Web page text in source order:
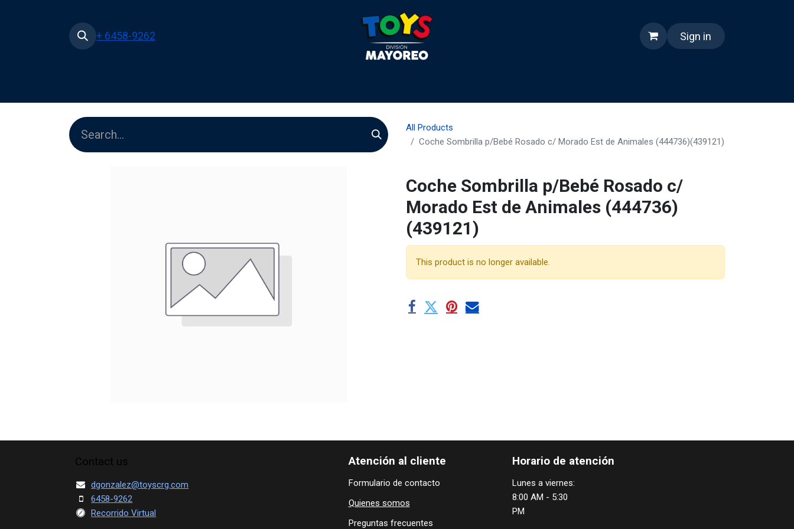
+ 6458-9262 Sign in
All Products
Coche Sombrilla p/Bebé Rosado c/ Morado Est de Animales (444736)(439121)
Coche Sombrilla p/Bebé Rosado c/
Morado Est de Animales (444736)
(439121)
This product is no longer available.
Contact us
dgonzalez@toyscrg.com
6458-9262
Recorrido Virtual
Horario de atención
Lunes a viernes:
8:00 AM - 5:30
PM
Atención al cliente
Formulario de contacto
Quienes ​som​​​os
Preguntas frecuentes